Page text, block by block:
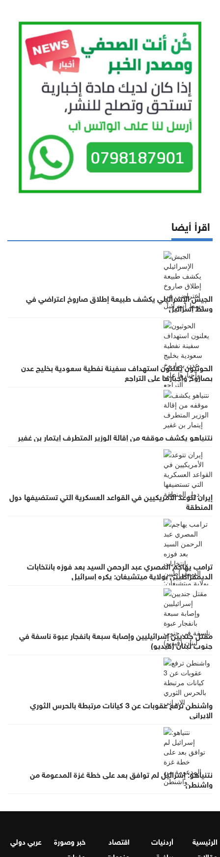
اقرأ أيضا
الجيش الإسرائيلي يكشف طبيعة إطلاق صاروخ اعتراضي في
وسط إسرائيل
الحوثيون يعلنون استهداف سفينة نفطية سعودية بخليج عدن
بصاروخ وإجبارها على التراجع
نتنياهو يكشف موقفه من إقالة الوزير المتطرف إيتمار بن غفير
إيران تتوعد الأمريكيين في القواعد العسكرية التي تستضيفها دول
المنطقة
ترامب يهاجم المصري عبد الرحمن السيد بعد فوزه بانتخابات
الديمقراطيين بولاية ميتشيغان: يكره إسرائيل
مقتل جنديين إسرائيليين وإصابة سبعة بانفجار عبوة ناسفة في
جنوب لبنان (فيديو)
واشنطن ترفع عقوبات عن 3 كيانات مرتبطة بالحرس الثوري
الإيراني
نتنياهو: إسرائيل لم توافق بعد على خطة غزة المدعومة من
واشنطن
الرئيسية أردنيات اقتصاد خبر وصورة
عربي دولي